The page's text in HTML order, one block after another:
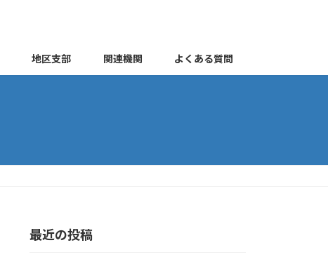
地区支部 関連機関 よくある質問
最近の投稿